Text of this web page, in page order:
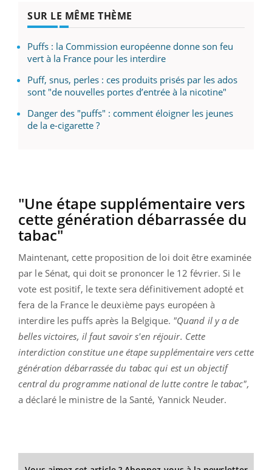
SUR LE MÊME THÈME
Puffs : la Commission européenne donne son feu
vert à la France pour les interdire
Puff, snus, perles : ces produits prisés par les ados
sont "de nouvelles portes d’entrée à la nicotine"
Danger des "puffs" : comment éloigner les jeunes
de la e-cigarette ?
"Une étape supplémentaire vers
cette génération débarrassée du
tabac"
Maintenant, cette proposition de loi doit être examinée
par le Sénat, qui doit se prononcer le 12 février. Si le
vote est positif, le texte sera définitivement adopté et
fera de la France le deuxième pays européen à
interdire les puffs après la Belgique. "Quand il y a de
belles victoires, il faut savoir s'en réjouir. Cette
interdiction constitue une étape supplémentaire vers cette
génération débarrassée du tabac qui est un objectif
central du programme national de lutte contre le tabac",
a déclaré le ministre de la Santé, Yannick Neuder.